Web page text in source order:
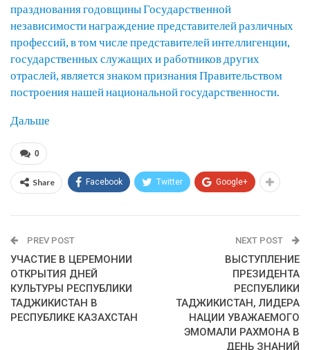
празднования годовщины Государственной
независимости награждение представителей различных
профессий, в том числе представителей интеллигенции,
государственных служащих и работников других
отраслей, является знаком признания Правительством
построения нашей национальной государственности.
Дальше
0
Share Facebook Twitter Google+
PREV POST
УЧАСТИЕ В ЦЕРЕМОНИИ
ОТКРЫТИЯ ДНЕЙ
КУЛЬТУРЫ РЕСПУБЛИКИ
ТАДЖИКИСТАН В
РЕСПУБЛИКЕ КАЗАХСТАН
NEXT POST
ВЫСТУПЛЕНИЕ
ПРЕЗИДЕНТА
РЕСПУБЛИКИ
ТАДЖИКИСТАН, ЛИДЕРА
НАЦИИ УВАЖАЕМОГО
ЭМОМАЛИ РАХМОНА В
ДЕНЬ ЗНАНИЙ